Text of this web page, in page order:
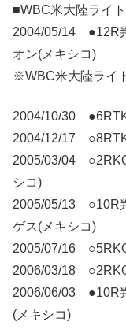
■WBC米大陸ライ
2004/05/14 ●12R
オン(メキシコ)
※WBC米大陸ライ
2004/10/30
2004/12/17
2005/03/04
シコ)
2005/05/13 ○10R
ゲス(メキシコ)
2005/07/16
2006/03/18
2006/06/03 ●10R
(メキシコ)